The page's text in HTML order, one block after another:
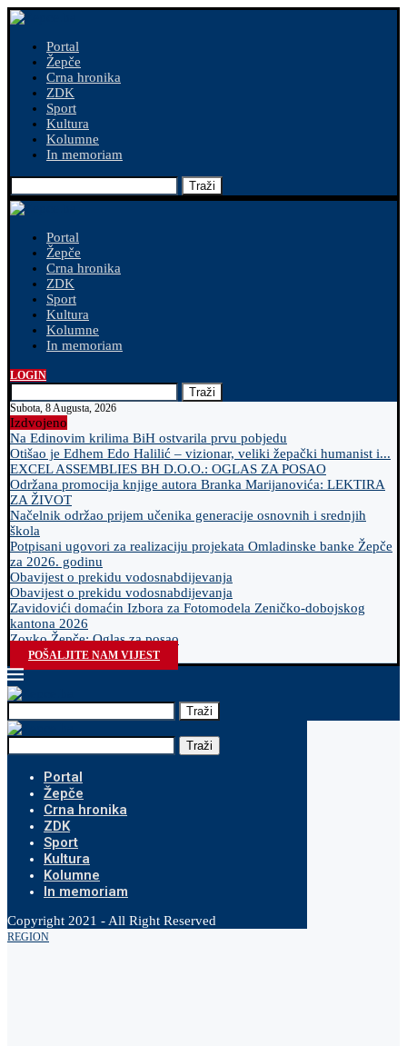
Portal
Žepče
Crna hronika
ZDK
Sport
Kultura
Kolumne
In memoriam
Traži
Portal
Žepče
Crna hronika
ZDK
Sport
Kultura
Kolumne
In memoriam
LOGIN
Traži
Subota, 8 Augusta, 2026
Izdvojeno
Na Edinovim krilima BiH ostvarila prvu pobjedu
Otišao je Edhem Edo Halilić – vizionar, veliki žepački humanist i...
EXCEL ASSEMBLIES BH D.O.O.: OGLAS ZA POSAO
Održana promocija knjige autora Branka Marijanovića: LEKTIRA
ZA ŽIVOT
Načelnik održao prijem učenika generacije osnovnih i srednjih
škola
Potpisani ugovori za realizaciju projekata Omladinske banke Žepče
za 2026. godinu
Obavijest o prekidu vodosnabdijevanja
Obavijest o prekidu vodosnabdijevanja
Zavidovići domaćin Izbora za Fotomodela Zeničko-dobojskog
kantona 2026
Zovko Žepče: Oglas za posao
POŠALJITE NAM VIJEST
Traži
Traži
Portal
Žepče
Crna hronika
ZDK
Sport
Kultura
Kolumne
In memoriam
Copyright 2021 - All Right Reserved
REGION